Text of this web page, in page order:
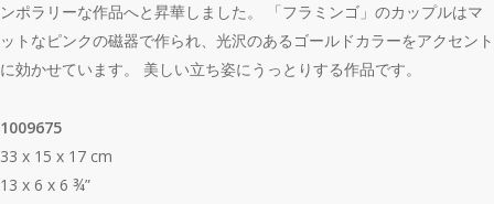
ンポラリーな作品へと昇華しました。 「フラミンゴ」のカップルはマ
ットなピンクの磁器で作られ、光沢のあるゴールドカラーをアクセント
に効かせています。 美しい立ち姿にうっとりする作品です。
1009675
33 x 15 x 17 cm
13 x 6 x 6 ¾”